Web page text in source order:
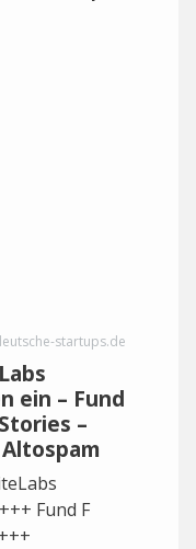
startups.de
ein – Fund
–
Fund F